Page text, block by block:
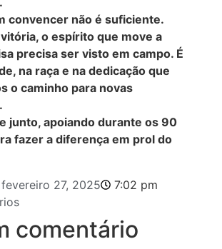
convencer não é suficiente.
o espírito que move a
precisa ser visto em campo. É
na raça e na dedicação que
o caminho para novas
junto, apoiando durante os 90
fazer a diferença em prol do
fevereiro 27, 2025
7:02 pm
comentário